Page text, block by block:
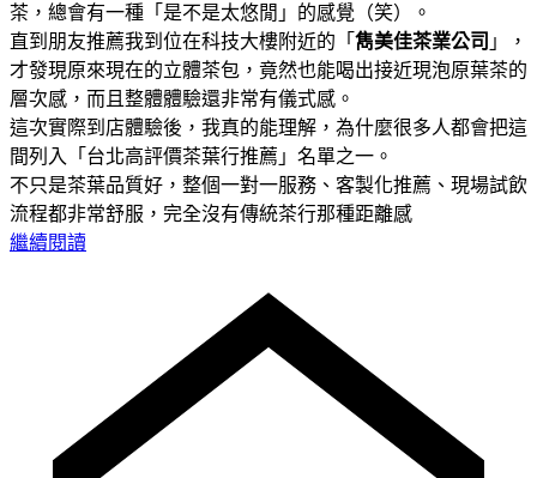
茶，總會有一種「是不是太悠閒」的感覺（笑）。
直到朋友推薦我到位在科技大樓附近的「 雋美佳茶業公司 」，
才發現原來現在的立體茶包，竟然也能喝出接近現泡原葉茶的
層次感，而且整體體驗還非常有儀式感。
這次實際到店體驗後，我真的能理解，為什麼很多人都會把這
間列入「台北高評價茶葉行推薦」名單之一。
不只是茶葉品質好，整個一對一服務、客製化推薦、現場試飲
流程都非常舒服，完全沒有傳統茶行那種距離感
繼續閱讀